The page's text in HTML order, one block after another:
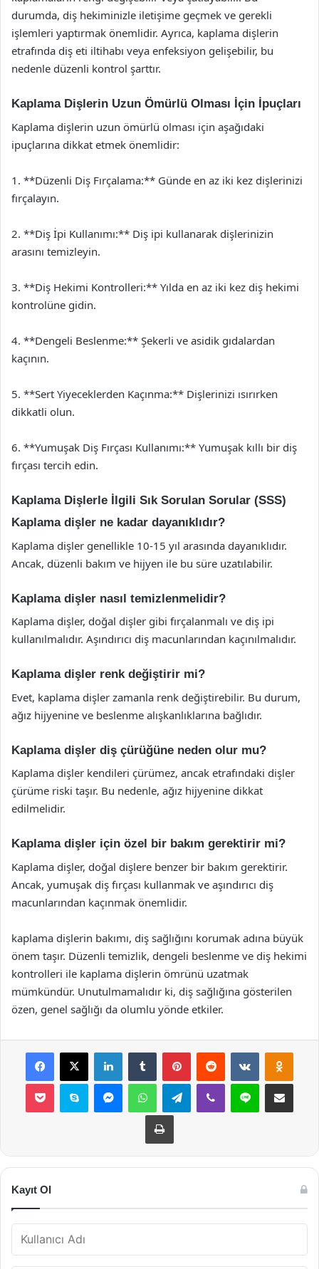
durumda, diş hekiminizle iletişime geçmek ve gerekli
işlemleri yaptırmak önemlidir. Ayrıca, kaplama dişlerin
etrafında diş eti iltihabı veya enfeksiyon gelişebilir, bu
nedenle düzenli kontrol şarttır.
Kaplama Dişlerin Uzun Ömürlü Olması İçin İpuçları
Kaplama dişlerin uzun ömürlü olması için aşağıdaki
ipuçlarına dikkat etmek önemlidir:
1. **Düzenli Diş Fırçalama:** Günde en az iki kez dişlerinizi
fırçalayın.
2. **Diş İpi Kullanımı:** Diş ipi kullanarak dişlerinizin
arasını temizleyin.
3. **Diş Hekimi Kontrolleri:** Yılda en az iki kez diş hekimi
kontrolüne gidin.
4. **Dengeli Beslenme:** Şekerli ve asidik gıdalardan
kaçının.
5. **Sert Yiyeceklerden Kaçınma:** Dişlerinizi ısırırken
dikkatli olun.
6. **Yumuşak Diş Fırçası Kullanımı:** Yumuşak kıllı bir diş
fırçası tercih edin.
Kaplama Dişlerle İlgili Sık Sorulan Sorular (SSS)
Kaplama dişler ne kadar dayanıklıdır?
Kaplama dişler genellikle 10-15 yıl arasında dayanıklıdır.
Ancak, düzenli bakım ve hijyen ile bu süre uzatılabilir.
Kaplama dişler nasıl temizlenmelidir?
Kaplama dişler, doğal dişler gibi fırçalanmalı ve diş ipi
kullanılmalıdır. Aşındırıcı diş macunlarından kaçınılmalıdır.
Kaplama dişler renk değiştirir mi?
Evet, kaplama dişler zamanla renk değiştirebilir. Bu durum,
ağız hijyenine ve beslenme alışkanlıklarına bağlıdır.
Kaplama dişler diş çürüğüne neden olur mu?
Kaplama dişler kendileri çürümez, ancak etrafındaki dişler
çürüme riski taşır. Bu nedenle, ağız hijyenine dikkat
edilmelidir.
Kaplama dişler için özel bir bakım gerektirir mi?
Kaplama dişler, doğal dişlere benzer bir bakım gerektirir.
Ancak, yumuşak diş fırçası kullanmak ve aşındırıcı diş
macunlarından kaçınmak önemlidir.
kaplama dişlerin bakımı, diş sağlığını korumak adına büyük
önem taşır. Düzenli temizlik, dengeli beslenme ve diş hekimi
kontrolleri ile kaplama dişlerin ömrünü uzatmak
mümkündür. Unutulmamalıdır ki, diş sağlığına gösterilen
özen, genel sağlığı da olumlu yönde etkiler.
Facebook
X LinkedInTumblr PinterestReddit VKontakte
Pocket Skype MessengerWhatsAppTelegramViber Line E-Posta ile
Yazdır
Kayıt Ol